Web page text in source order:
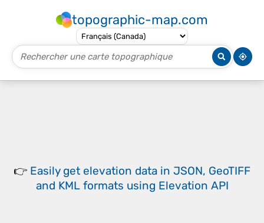
topographic-map.com
👉 Easily get elevation data in JSON, GeoTIFF
and KML formats using Elevation API